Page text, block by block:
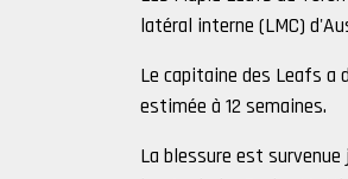
latéral interne (LMC)
Le capitaine des Leafs a
estimée à 12 semaines.
La blessure est